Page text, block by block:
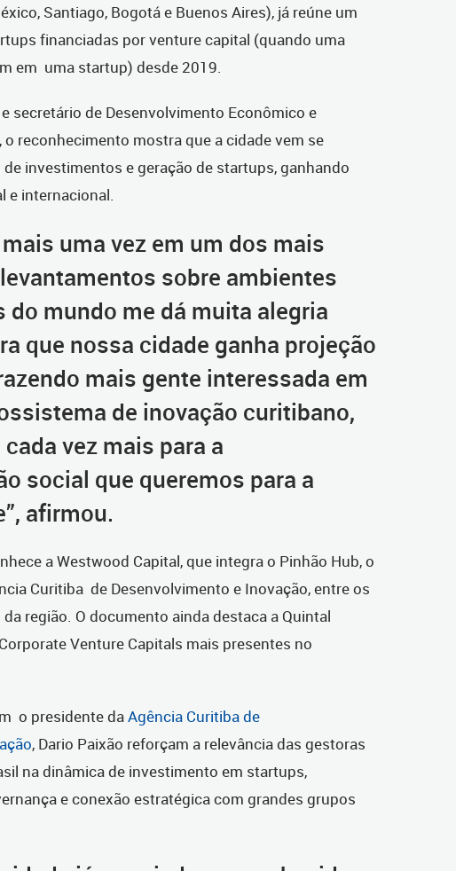
Santiago, Bogotá e Buenos Aires), já reúne um
financiadas por venture capital (quando uma
em uma startup) desde 2019.
secretário de Desenvolvimento Econômico e
o reconhecimento mostra que a cidade vem se
investimentos e geração de startups, ganhando
e internacional.
uma vez em um dos mais
sobre ambientes
do mundo me dá muita alegria
que nossa cidade ganha projeção
mais gente interessada em
de inovação curitibano,
vez mais para a
social que queremos para a
afirmou.
a Westwood Capital, que integra o Pinhão Hub, o
Curitiba de Desenvolvimento e Inovação, entre os
região. O documento ainda destaca a Quintal
Venture Capitals mais presentes no
o presidente daAgência Curitiba de
, Dario Paixão reforçam a relevância das gestoras
na dinâmica de investimento em startups,
e conexão estratégica com grandes grupos